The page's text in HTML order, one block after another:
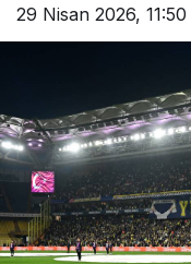
29 Nisan 2026, 11:50